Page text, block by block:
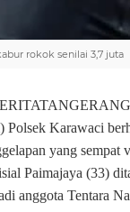
rokok senilai 3,7 juta
Karawaci
yang sempat
Paimajaya (33)
anggota Tentara